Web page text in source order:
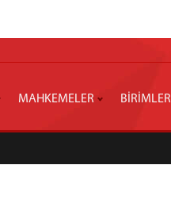
MAHKEMELER BİRİMLER